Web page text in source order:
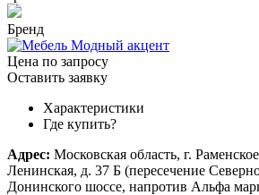
Бренд
Цена по запросу
Оставить заявку
Характеристики
Где купить?
Адрес: Московская область, г.
Ленинская, д. 37 Б (пересечение
Донинского шоссе, напротив Альфа